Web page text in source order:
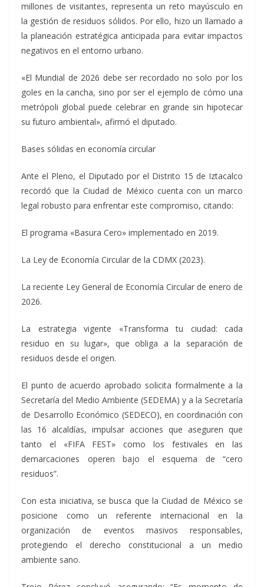
millones de visitantes, representa un reto mayúsculo en
la gestión de residuos sólidos. Por ello, hizo un llamado a
la planeación estratégica anticipada para evitar impactos
negativos en el entorno urbano.
«El Mundial de 2026 debe ser recordado no solo por los
goles en la cancha, sino por ser el ejemplo de cómo una
metrópoli global puede celebrar en grande sin hipotecar
su futuro ambiental», afirmó el diputado.
Bases sólidas en economía circular
Ante el Pleno, el Diputado por el Distrito 15 de Iztacalco
recordó que la Ciudad de México cuenta con un marco
legal robusto para enfrentar este compromiso, citando:
El programa «Basura Cero» implementado en 2019.
La Ley de Economía Circular de la CDMX (2023).
La reciente Ley General de Economía Circular de enero de
2026.
La estrategia vigente «Transforma tu ciudad: cada
residuo en su lugar», que obliga a la separación de
residuos desde el origen.
El punto de acuerdo aprobado solicita formalmente a la
Secretaría del Medio Ambiente (SEDEMA) y a la Secretaría
de Desarrollo Económico (SEDECO), en coordinación con
las 16 alcaldías, impulsar acciones que aseguren que
tanto el «FIFA FEST» como los festivales en las
demarcaciones operen bajo el esquema de “cero
residuos”.
Con esta iniciativa, se busca que la Ciudad de México se
posicione como un referente internacional en la
organización de eventos masivos responsables,
protegiendo el derecho constitucional a un medio
ambiente sano.